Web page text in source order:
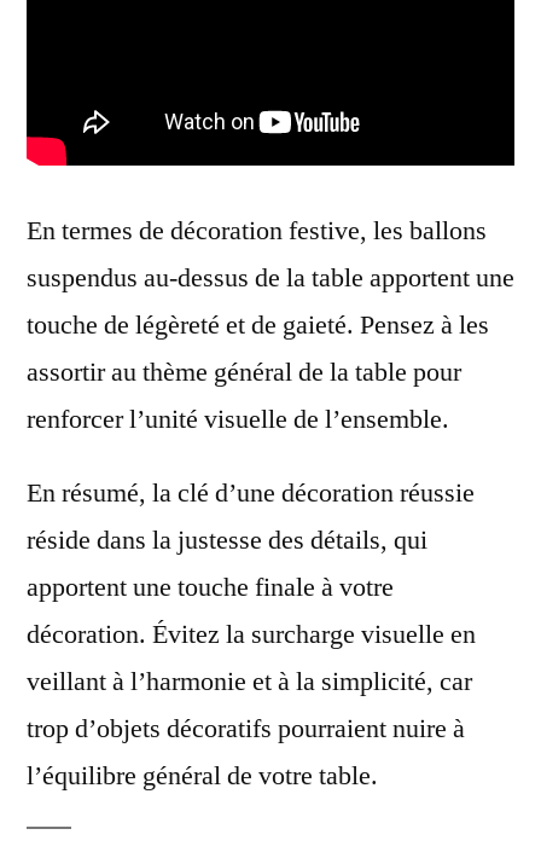
En termes de décoration festive, les ballons
suspendus au-dessus de la table apportent une
touche de légèreté et de gaieté. Pensez à les
assortir au thème général de la table pour
renforcer l’unité visuelle de l’ensemble.
En résumé, la clé d’une décoration réussie
réside dans la justesse des détails, qui
apportent une touche finale à votre
décoration. Évitez la surcharge visuelle en
veillant à l’harmonie et à la simplicité, car
trop d’objets décoratifs pourraient nuire à
l’équilibre général de votre table.